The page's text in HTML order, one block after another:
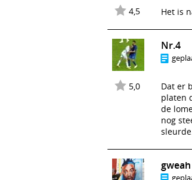
4,5 Het is
5,0
Nr.4
Dat er
platen
de
nog
gweah